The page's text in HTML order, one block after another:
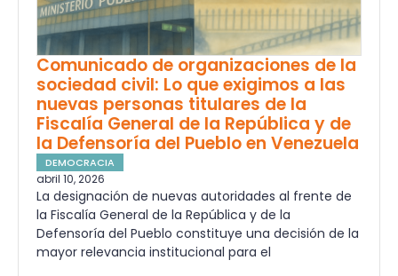
Comunicado de organizaciones de la
sociedad civil: Lo que exigimos a las
nuevas personas titulares de la
Fiscalía General de la República y de
la Defensoría del Pueblo en Venezuela
DEMOCRACIA
abril 10, 2026
La designación de nuevas autoridades al frente de
la Fiscalía General de la República y de la
Defensoría del Pueblo constituye una decisión de la
mayor relevancia institucional para el